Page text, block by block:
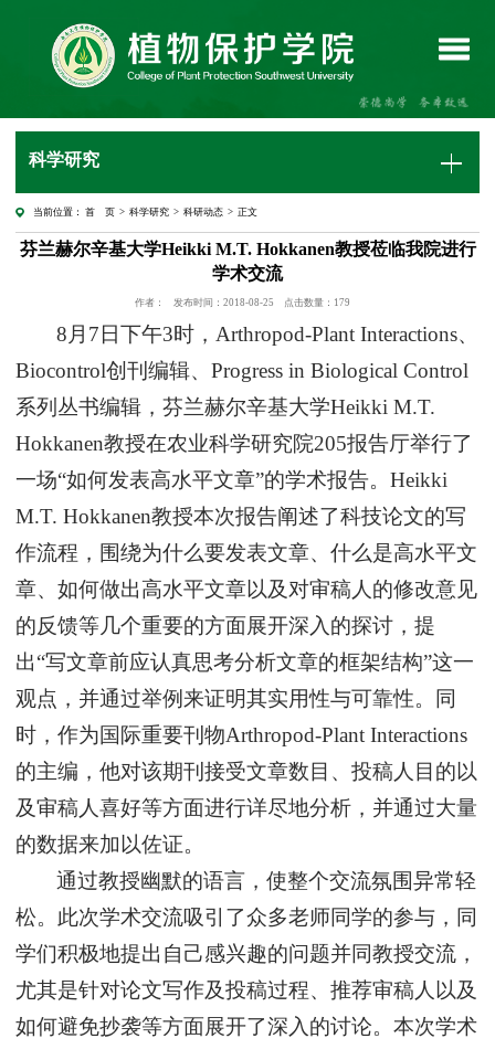
科学研究
当前位置： 首 页 >科学研究 >科研动态 > 正文
芬兰赫尔辛基大学Heikki M.T. Hokkanen教授莅临我院进行
学术交流
作者： 发布时间：2018-08-25 点击数量： 179
8月7日下午3时，Arthropod-Plant Interactions、
Biocontrol创刊编辑、Progress in Biological Control
系列丛书编辑，芬兰赫尔辛基大学Heikki M.T.
Hokkanen教授在农业科学研究院205报告厅举行了
一场“如何发表高水平文章”的学术报告。Heikki
M.T. Hokkanen教授本次报告阐述了科技论文的写
作流程，围绕为什么要发表文章、什么是高水平文
章、如何做出高水平文章以及对审稿人的修改意见
的反馈等几个重要的方面展开深入的探讨，提
出“写文章前应认真思考分析文章的框架结构”这一
观点，并通过举例来证明其实用性与可靠性。同
时，作为国际重要刊物Arthropod-Plant Interactions
的主编，他对该期刊接受文章数目、投稿人目的以
及审稿人喜好等方面进行详尽地分析，并通过大量
的数据来加以佐证。
通过教授幽默的语言，使整个交流氛围异常轻
松。此次学术交流吸引了众多老师同学的参与，同
学们积极地提出自己感兴趣的问题并同教授交流，
尤其是针对论文写作及投稿过程、推荐审稿人以及
如何避免抄袭等方面展开了深入的讨论。本次学术